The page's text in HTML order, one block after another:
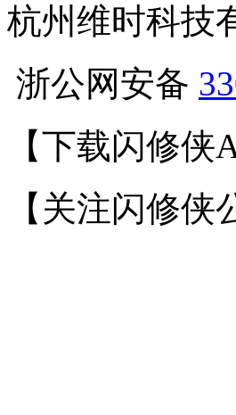
杭州维时科技
浙公网安备
【下载闪修侠
【关注闪修侠